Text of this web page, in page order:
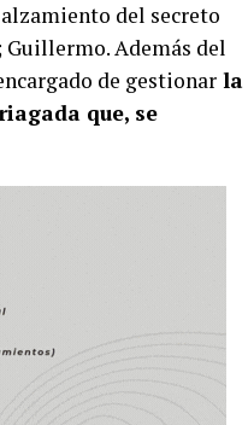
del secreto
Además del
de gestionar la
que, se